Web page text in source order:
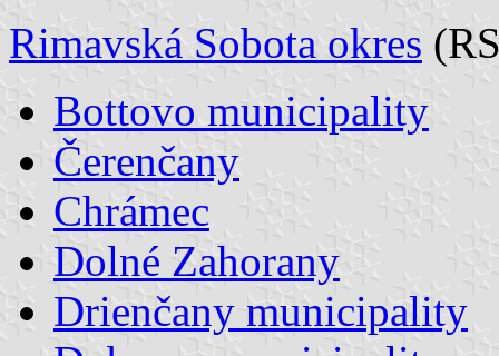
Rimavská Sobota okres
Bottovo municipality
Čerenčany
Chrámec
Dolné Zahorany
Drienčany municipality